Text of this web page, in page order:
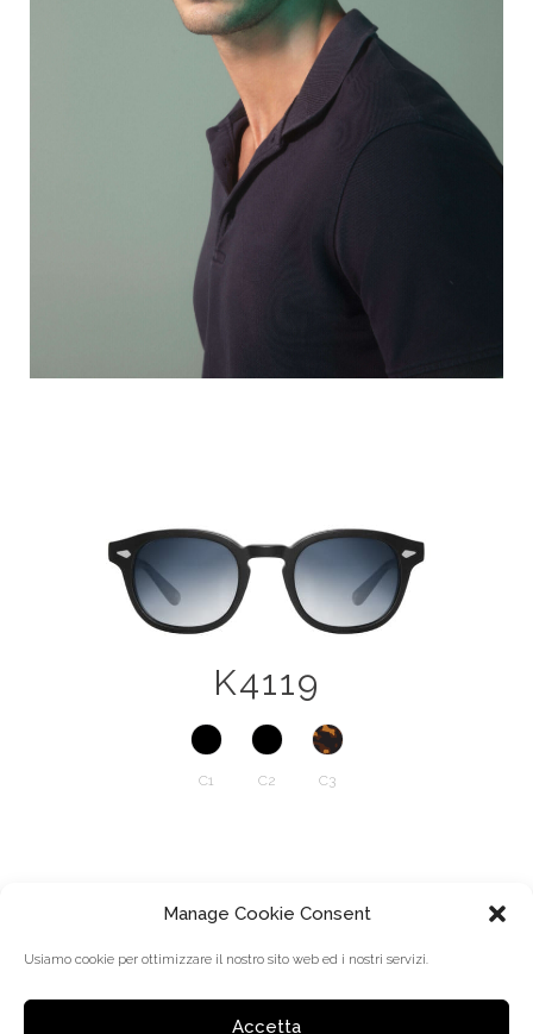
Manage Cookie Consent
Usiamo cookie per ottimizzare il nostro sito web ed i nostri servizi.
Accetta
K4119
C1 C2 C3